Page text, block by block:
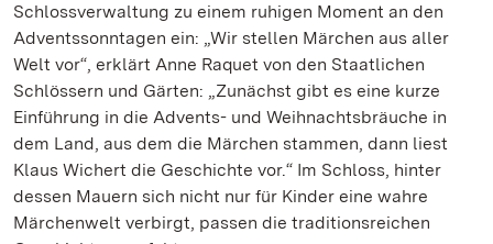
Schlossverwaltung zu einem ruhigen Moment an den
Adventssonntagen ein: „Wir stellen Märchen aus aller
Welt vor“, erklärt Anne Raquet von den Staatlichen
Schlössern und Gärten: „Zunächst gibt es eine kurze
Einführung in die Advents- und Weihnachtsbräuche in
dem Land, aus dem die Märchen stammen, dann liest
Klaus Wichert die Geschichte vor.“ Im Schloss, hinter
dessen Mauern sich nicht nur für Kinder eine wahre
Märchenwelt verbirgt, passen die traditionsreichen